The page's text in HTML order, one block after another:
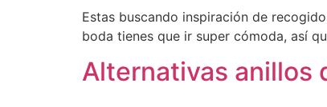
Estas buscando inspiración de
boda tienes que ir super cómoda, así
Alternativas anillos